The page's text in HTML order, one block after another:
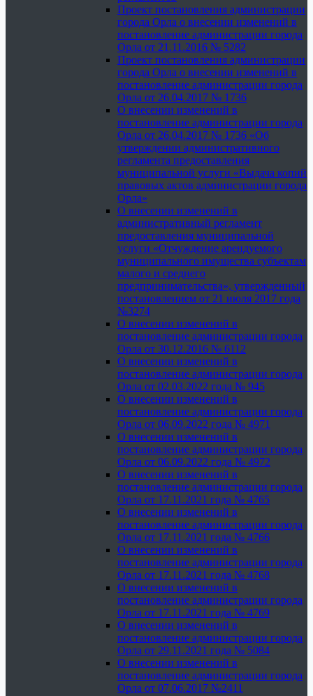
Проект постановления администрации
города Орла о внесении изменений в
постановление администрации города
Орла от 21.11.2016 № 5282
Проект постановления администрации
города Орла о внесении изменений в
постановление администрации города
Орла от 26.04.2017 № 1736
О внесении изменений в
постановление администрации города
Орла от 26.04.2017 № 1736 «Об
утверждении административного
регламента предоставления
муниципальной услуги «Выдача копий
правовых актов администрации города
Орла»
О внесении изменений в
административный регламент
предоставления муниципальной
услуги «Отчуждение арендуемого
муниципального имущества субъектам
малого и среднего
предпринимательства», утвержденный
постановлением от 21 июля 2017 года
№3274
О внесении изменений в
постановление администрации города
Орла от 30.12.2016 № 6112
О внесении изменений в
постановление администрации города
Орла от 02.03.2022 года № 945
О внесении изменений в
постановление администрации города
Орла от 06.09.2022 года № 4971
О внесении изменений в
постановление администрации города
Орла от 06.09.2022 года № 4972
О внесении изменений в
постановление администрации города
Орла от 17.11.2021 года № 4765
О внесении изменений в
постановление администрации города
Орла от 17.11.2021 года № 4766
О внесении изменений в
постановление администрации города
Орла от 17.11.2021 года № 4768
О внесении изменений в
постановление администрации города
Орла от 17.11.2021 года № 4769
О внесении изменений в
постановление администрации города
Орла от 29.11.2021 года № 5084
О внесении изменений в
постановление администрации города
Орла от 07.06.2017 №2411